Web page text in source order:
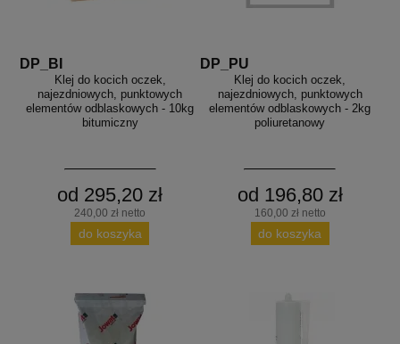
DP_BI
Klej do kocich oczek,
najezdniowych, punktowych
elementów odblaskowych - 10kg
bitumiczny
od 295,20 zł
240,00 zł netto
do koszyka
DP_PU
Klej do kocich oczek,
najezdniowych, punktowych
elementów odblaskowych - 2kg
poliuretanowy
od 196,80 zł
160,00 zł netto
do koszyka